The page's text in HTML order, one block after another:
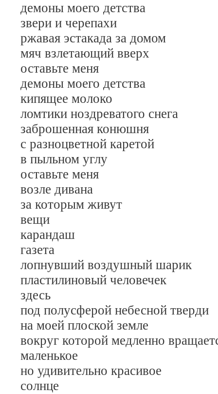
демоны моего детства
звери и черепахи
ржавая эстакада за домом
мяч взлетающий вверх
оставьте меня
демоны моего детства
кипящее молоко
ломтики ноздреватого снега
заброшенная конюшня
с разноцветной каретой
в пыльном углу
оставьте меня
возле дивана
за которым живут
вещи
карандаш
газета
лопнувший воздушный шарик
пластилиновый человечек
здесь
под полусферой небесной тверди
на моей плоской земле
вокруг которой медленно
маленькое
но удивительно красивое
солнце